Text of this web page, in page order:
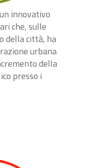
innovativo
che, sulle
della città, ha
urbana
della
presso i